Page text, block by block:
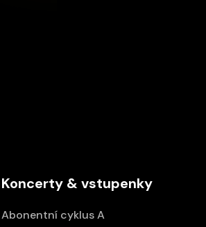
Koncerty & vstupenky
Abonentní cyklus A